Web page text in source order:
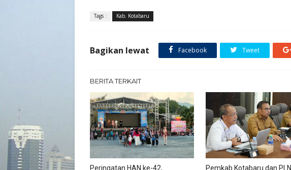
Tags : Kab. Kotabaru
Bagikan lewat Facebook Tweet
BERITA TERKAIT
Peringatan HAN ke-42,
Pemkab Kotabaru dan PLN